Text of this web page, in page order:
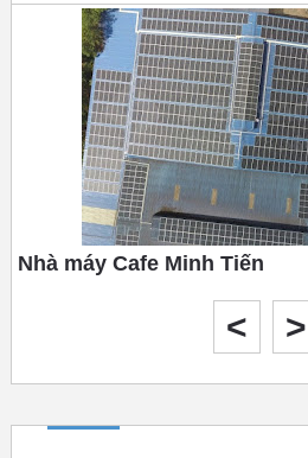
Nhà máy Cafe Minh Tiến
< >